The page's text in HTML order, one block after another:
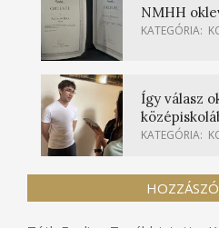
NMHH
KATEGÓRIA:
Így válasz
KATEGÓRIA: